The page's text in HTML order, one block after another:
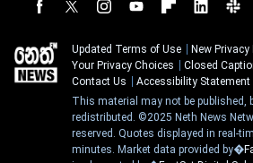
Updated Terms of Use
New Privacy
Your Privacy Choices
Closed
Contact Us
Accessibility Statement
This material may not be published,
redistributed. ©2025 Neth News
reserved. Quotes displayed in real-
minutes. Market data provided by�